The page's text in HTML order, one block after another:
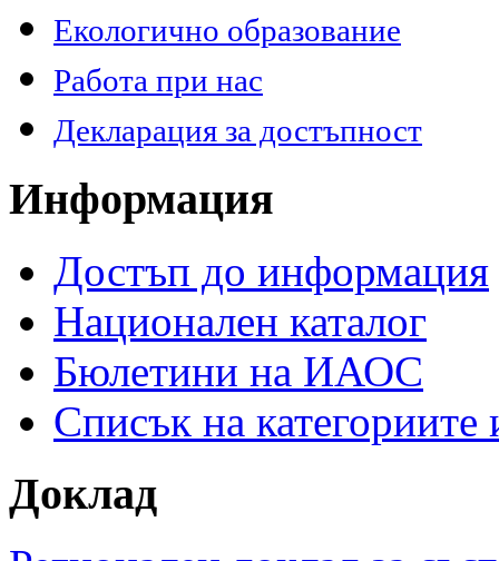
Екологично образование
Работа при нас
Декларация за достъпност
Информация
Достъп до информация
Национален каталог
Бюлетини на ИАОС
Списък на
Доклад